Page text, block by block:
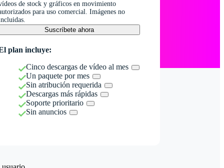
de stock y gráficos en movimiento
para uso comercial. Imágenes no
Suscríbete ahora
plan incluye:
Cinco descargas de vídeo al mes
Un paquete por mes
Sin atribución requerida
Descargas más rápidas
Soporte prioritario
Sin anuncios